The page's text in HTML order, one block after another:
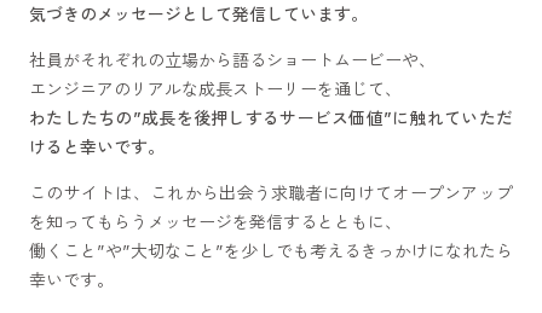
気づきのメッセージとして発信しています。
社員がそれぞれの立場から語るショートムービーや、
エンジニアのリアルな成長ストーリーを通じて、
わたしたちの"成長を後押しするサービス価値"に触れていただ
けると幸いです。
このサイトは、これから出会う求職者に向けてオープンアップ
を知ってもらうメッセージを発信するとともに、
働くこと"や"大切なこと"を少しでも考えるきっかけになれたら
幸いです。